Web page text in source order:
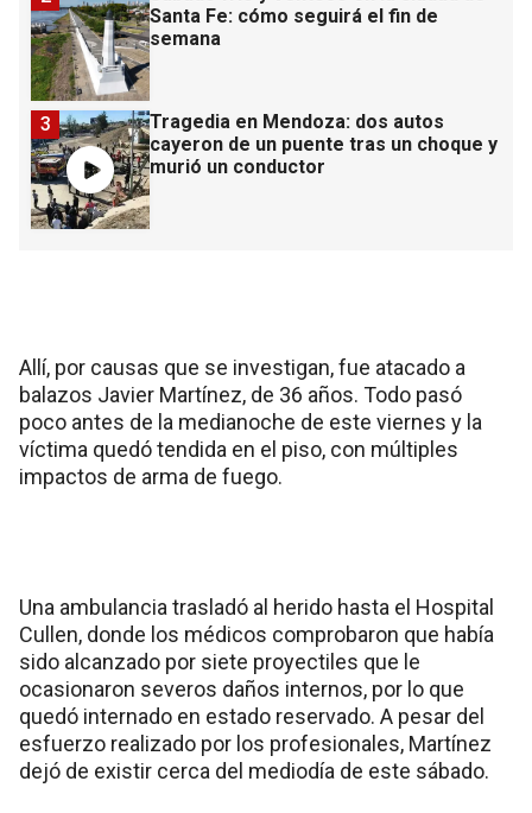
Santa Fe: cómo seguirá el fin de
semana
Tragedia en Mendoza: dos autos
cayeron de un puente tras un choque y
murió un conductor
3
Allí, por causas que se investigan, fue atacado a
balazos Javier Martínez, de 36 años. Todo pasó
poco antes de la medianoche de este viernes y la
víctima quedó tendida en el piso, con múltiples
impactos de arma de fuego.
Una ambulancia trasladó al herido hasta el Hospital
Cullen, donde los médicos comprobaron que había
sido alcanzado por siete proyectiles que le
ocasionaron severos daños internos, por lo que
quedó internado en estado reservado. A pesar del
esfuerzo realizado por los profesionales, Martínez
dejó de existir cerca del mediodía de este sábado.